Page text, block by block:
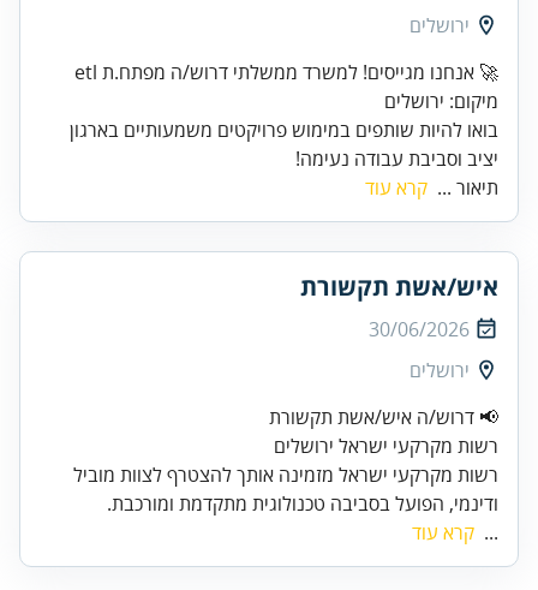
ירושלים
מיקום: ירושלים
בואו להיות שותפים במימוש פרויקטים משמעותיים בארגון
יציב וסביבת עבודה נעימה!
תיאור ... קרא עוד
איש/אשת תקשורת
30/06/2026
ירושלים
📢 דרוש/ה איש/אשת תקשורת
רשות מקרקעי ישראל ירושלים
רשות מקרקעי ישראל מזמינה אותך להצטרף לצוות מוביל
ודינמי, הפועל בסביבה טכנולוגית מתקדמת ומורכבת.
... קרא עוד